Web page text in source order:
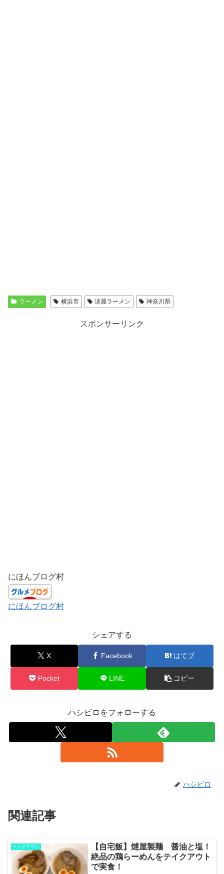
ラーメン 横浜市 淡麗ラーメン 神奈川県
スポンサーリンク
にほんブログ村
にほんブログ村
シェアする
X Facebook はてブ
Pocket LINE コピー
ハシビロをフォローする
ハシビロ
関連記事
テイクアウト
【自宅飯】燵屋製麺 醤油と塩！
絶品の鶏らーめんをテイクアウト
で実食！